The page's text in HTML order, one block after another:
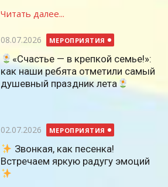
Читать далее...
Опубликовано
08.07.2026 МЕРОПРИЯТИЯ
«Счастье — в крепкой семье!»:
как наши ребята отметили самый
душевный праздник лета
Опубликовано
02.07.2026 МЕРОПРИЯТИЯ
Звонкая, как песенка!
Встречаем яркую радугу эмоций